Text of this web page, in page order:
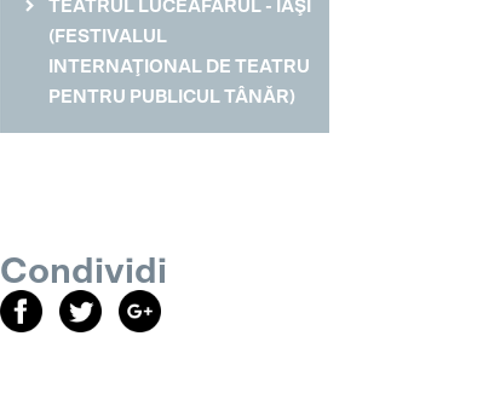
TEATRUL LUCEAFARUL - IAŞI
(FESTIVALUL
INTERNAŢIONAL DE TEATRU
PENTRU PUBLICUL TÂNĂR)
Condividi